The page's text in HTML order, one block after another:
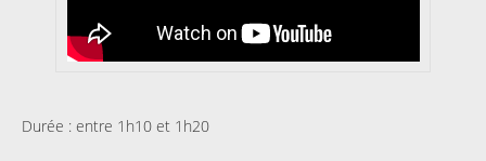
Durée : entre 1h10 et 1h20